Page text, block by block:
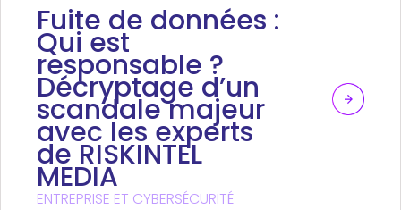
Fuite de données :
Qui est
responsable ?
Décryptage d’un
scandale majeur
avec les experts
de RISKINTEL
MEDIA
ENTREPRISE ET CYBERSÉCURITÉ